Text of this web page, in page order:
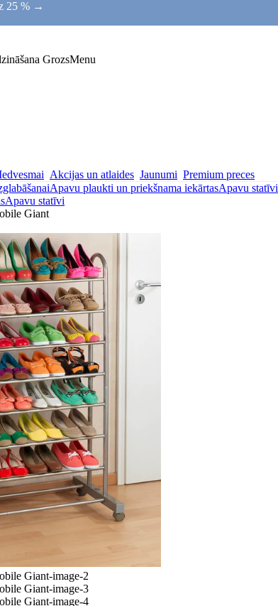
25 % →
GrozsMenu
Akcijas un atlaides Jaunumi Premium preces
Apavu plaukti un priekšnama iekārtasApavu statīvi
Apavu statīvi